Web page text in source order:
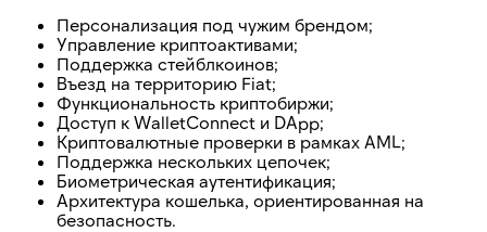
Персонализация под чужим брендом;
Управление криптоактивами;
Поддержка стейблкоинов;
Въезд на территорию Fiat;
Функциональность криптобиржи;
Доступ к WalletConnect и DApp;
Криптовалютные проверки в рамках AML;
Поддержка нескольких цепочек;
Биометрическая аутентификация;
Архитектура кошелька, ориентированная на
безопасность.